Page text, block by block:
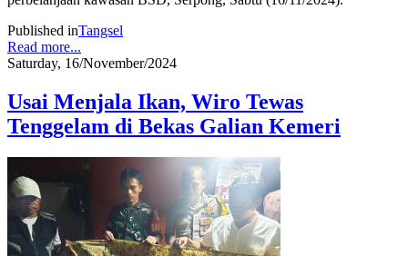
Published inTangsel
Read more...
Saturday, 16/November/2024
Usai Menjala Ikan, Wiro Tewas
Tenggelam di Bekas Galian Kemeri